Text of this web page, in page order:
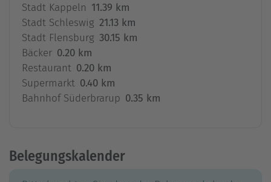
Stadt Kappeln 11.39 km
Stadt Schleswig 21.13 km
Stadt Flensburg 30.15 km
Bäcker 0.20 km
Restaurant 0.20 km
Supermarkt 0.40 km
Bahnhof Süderbrarup 0.35 km
Belegungskalender